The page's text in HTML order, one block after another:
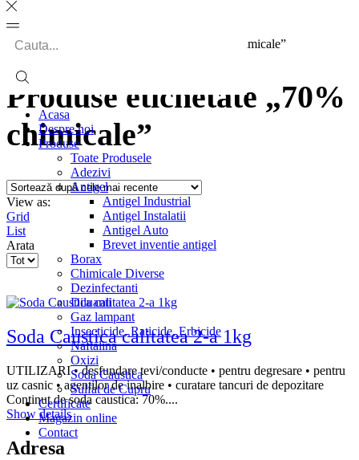
input
Acasa
Despre noi
Produse
Toate Produsele
Adezivi
Antigel
Antigel Industrial
Antigel Instalatii
Antigel Auto
Brevet inventie antigel
Borax
Chimicale Diverse
Dezinfectanti
Diluanti
Gaz lampant
Insecticide, Raticide, Erbicide
Naftalina
Oxizi
Soda Caustica
Sulfat de Cupru
Certificate
Magazin online
Contact
Prima pagină Produse etichetate „70% chimicale”
Produse etichetate „70%
chimicale”
View as:
Grid
List
Arata
Products
Soda Caustica calitatea 2-a 1kg
UTILIZARI • desfundare tevi/conducte • pentru degresare • pentru
uz casnic • agentilor de inalbire • curatare tancuri de depozitare
Continut de soda caustica: 70%....
Show details
Adresa